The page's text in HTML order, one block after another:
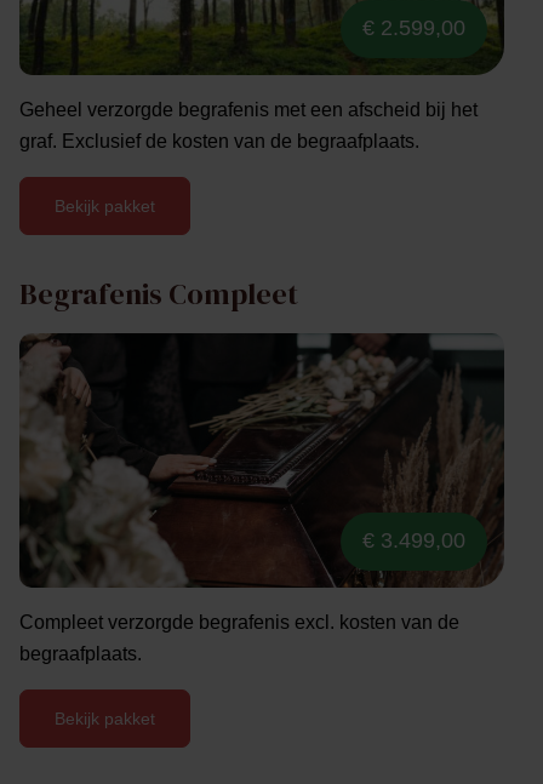
€ 2.599,00
Geheel verzorgde begrafenis met een afscheid bij het
graf. Exclusief de kosten van de begraafplaats.
Bekijk pakket
Begrafenis Compleet
€ 3.499,00
Compleet verzorgde begrafenis excl. kosten van de
begraafplaats.
Bekijk pakket